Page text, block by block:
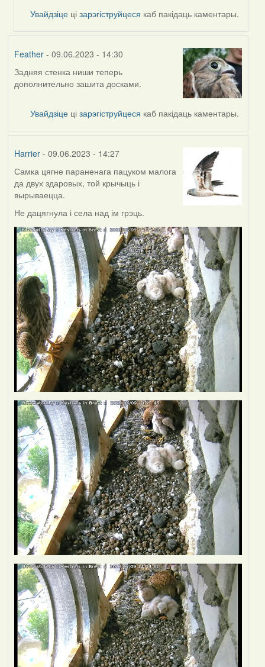
Увайдзіце цізарэгіструйцеся каб пакідаць каментары.
Feather- 09.06.2023 - 14:30
Задняя стенка ниши теперь
дополнительно зашита досками.
Увайдзіце цізарэгіструйцеся каб пакідаць каментары.
Harrier- 09.06.2023 - 14:27
Самка цягне параненага пацуком малога
да двух здаровых, той крычыць і
вырываецца.
Не дацягнула і села над ім грэць.